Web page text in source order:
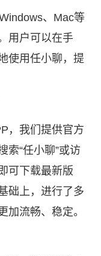
、Mac等
用户可以在手
使用任小聊，提
，我们提供官方
索“任小聊”或访
可下载最新版
础上，进行了多
加流畅、稳定。